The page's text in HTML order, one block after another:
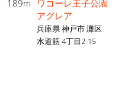
189m
ワコーレ王子公園
アグレア
兵庫県 神戸市 灘区
水道筋 4丁目2-15